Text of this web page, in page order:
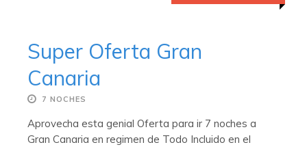
Super Oferta Gran
Canaria
7 NOCHES
Aprovecha esta genial Oferta para ir 7 noches a
Gran Canaria en regimen de Todo Incluido en el